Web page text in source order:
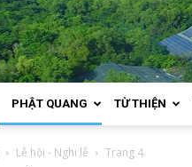
PHẬT QUANG TỪ THIỆN
Lễ hội - Nghi lễ Trang 4